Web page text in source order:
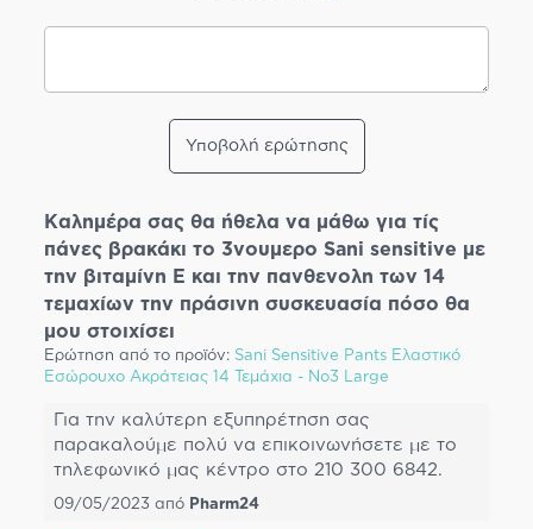
Υποβολή ερώτησης
Καλημέρα σας θα ήθελα να μάθω για τίς
πάνες βρακάκι το 3νουμερο Sani sensitive με
την βιταμίνη Ε και την πανθενολη των 14
τεμαχίων την πράσινη συσκευασία πόσο θα
μου στοιχίσει
Ερώτηση από το προϊόν: Sani Sensitive Pants Ελαστικό
Εσώρουχο Ακράτειας 14 Τεμάχια - No3 Large
Για την καλύτερη εξυπηρέτηση σας
παρακαλούμε πολύ να επικοινωνήσετε με το
τηλεφωνικό μας κέντρο στο 210 300 6842.
09/05/2023 από Pharm24